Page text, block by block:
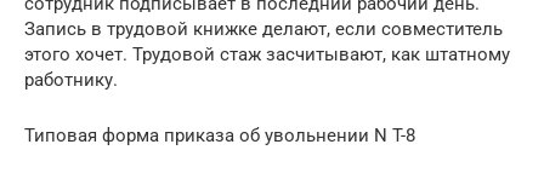
Запись в трудовой книжке делают, если совместитель
этого хочет. Трудовой стаж засчитывают, как штатному
работнику.
Типовая форма приказа об увольнении N T-8